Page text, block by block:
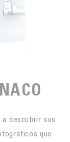
descubrir sus
que